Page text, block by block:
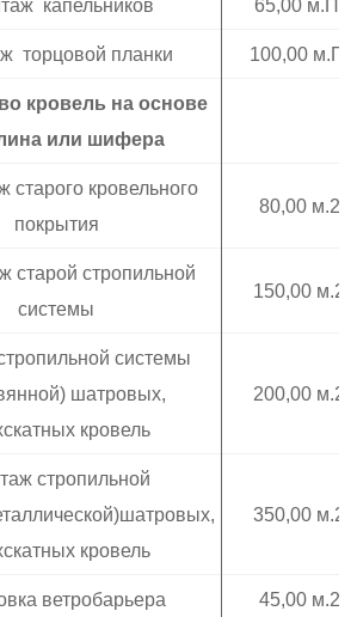
капельников 65,00 м.П.
торцовой планки 100,00 м.П.
кровель на основе
или шифера
старого кровельного
покрытия
80,00 м.2
старой стропильной
системы
150,00 м.2
системы
шатровых,
кровель
200,00 м.2
стропильной
кровель
350,00 м.2
ветробарьера 45,00 м.2